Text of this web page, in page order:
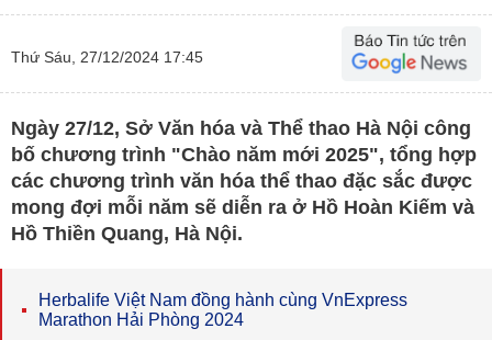
Thứ Sáu, 27/12/2024 17:45
Ngày 27/12, Sở Văn hóa và Thể thao Hà Nội công
bố chương trình "Chào năm mới 2025", tổng hợp
các chương trình văn hóa thể thao đặc sắc được
mong đợi mỗi năm sẽ diễn ra ở Hồ Hoàn Kiếm và
Hồ Thiền Quang, Hà Nội.
Herbalife Việt Nam đồng hành cùng VnExpress
Marathon Hải Phòng 2024